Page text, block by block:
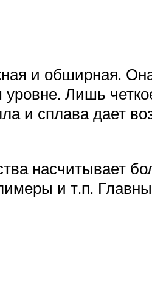
и обширная.
Лишь
и сплава дает
насчитывает
и т.п.